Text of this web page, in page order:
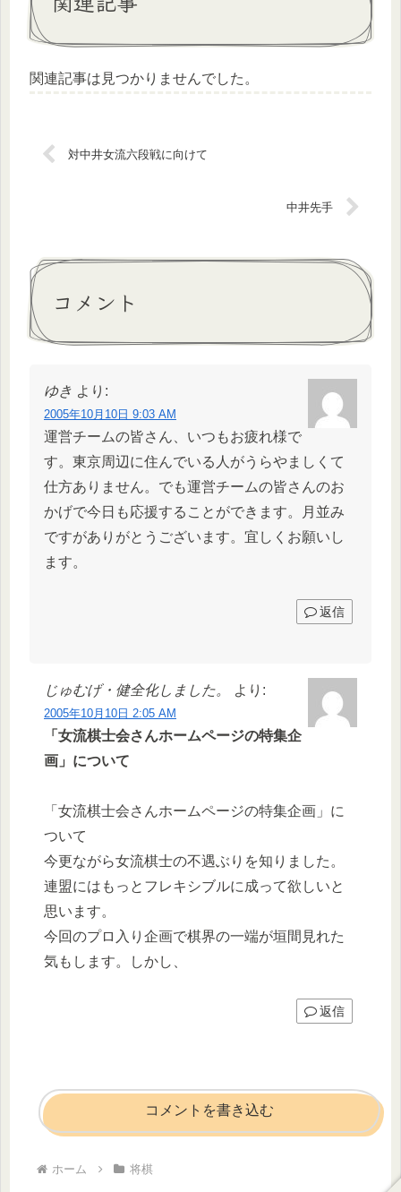
関連記事は見つかりませんでした。
対中井女流六段戦に向けて
中井先手
コメント
ゆき より:
2005年10月10日 9:03 AM
運営チームの皆さん、いつもお疲れ様で
す。東京周辺に住んでいる人がうらやましくて
仕方ありません。でも運営チームの皆さんのお
かげで今日も応援することができます。月並み
ですがありがとうございます。宜しくお願いし
ます。
返信
じゅむげ・健全化しました。 より:
2005年10月10日 2:05 AM
「女流棋士会さんホームページの特集企
画」について
「女流棋士会さんホームページの特集企画」に
ついて
今更ながら女流棋士の不遇ぶりを知りました。
連盟にはもっとフレキシブルに成って欲しいと
思います。
今回のプロ入り企画で棋界の一端が垣間見れた
気もします。しかし、
返信
コメントを書き込む
ホーム 将棋